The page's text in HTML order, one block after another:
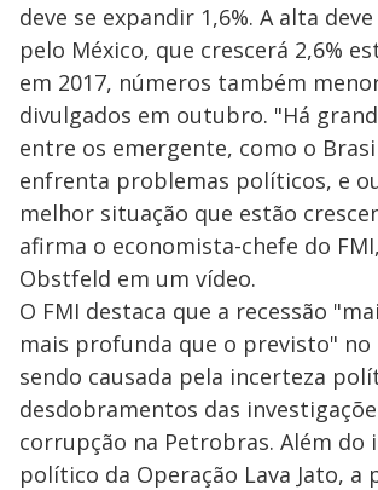
deve se expandir 1,6%. A alta
pelo México, que crescerá 2,6%
em 2017, números também
divulgados em outubro. "Há
entre os emergente, como o
enfrenta problemas políticos, e
melhor situação que estão
afirma o economista-chefe do
Obstfeld em um vídeo.
O FMI destaca que a recessão
mais profunda que o previsto" no
sendo causada pela incerteza
desdobramentos das
corrupção na Petrobras. Além do
político da Operação Lava Jato, a